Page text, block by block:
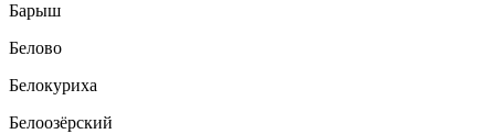
Барыш
Белово
Белокуриха
Белоозёрский